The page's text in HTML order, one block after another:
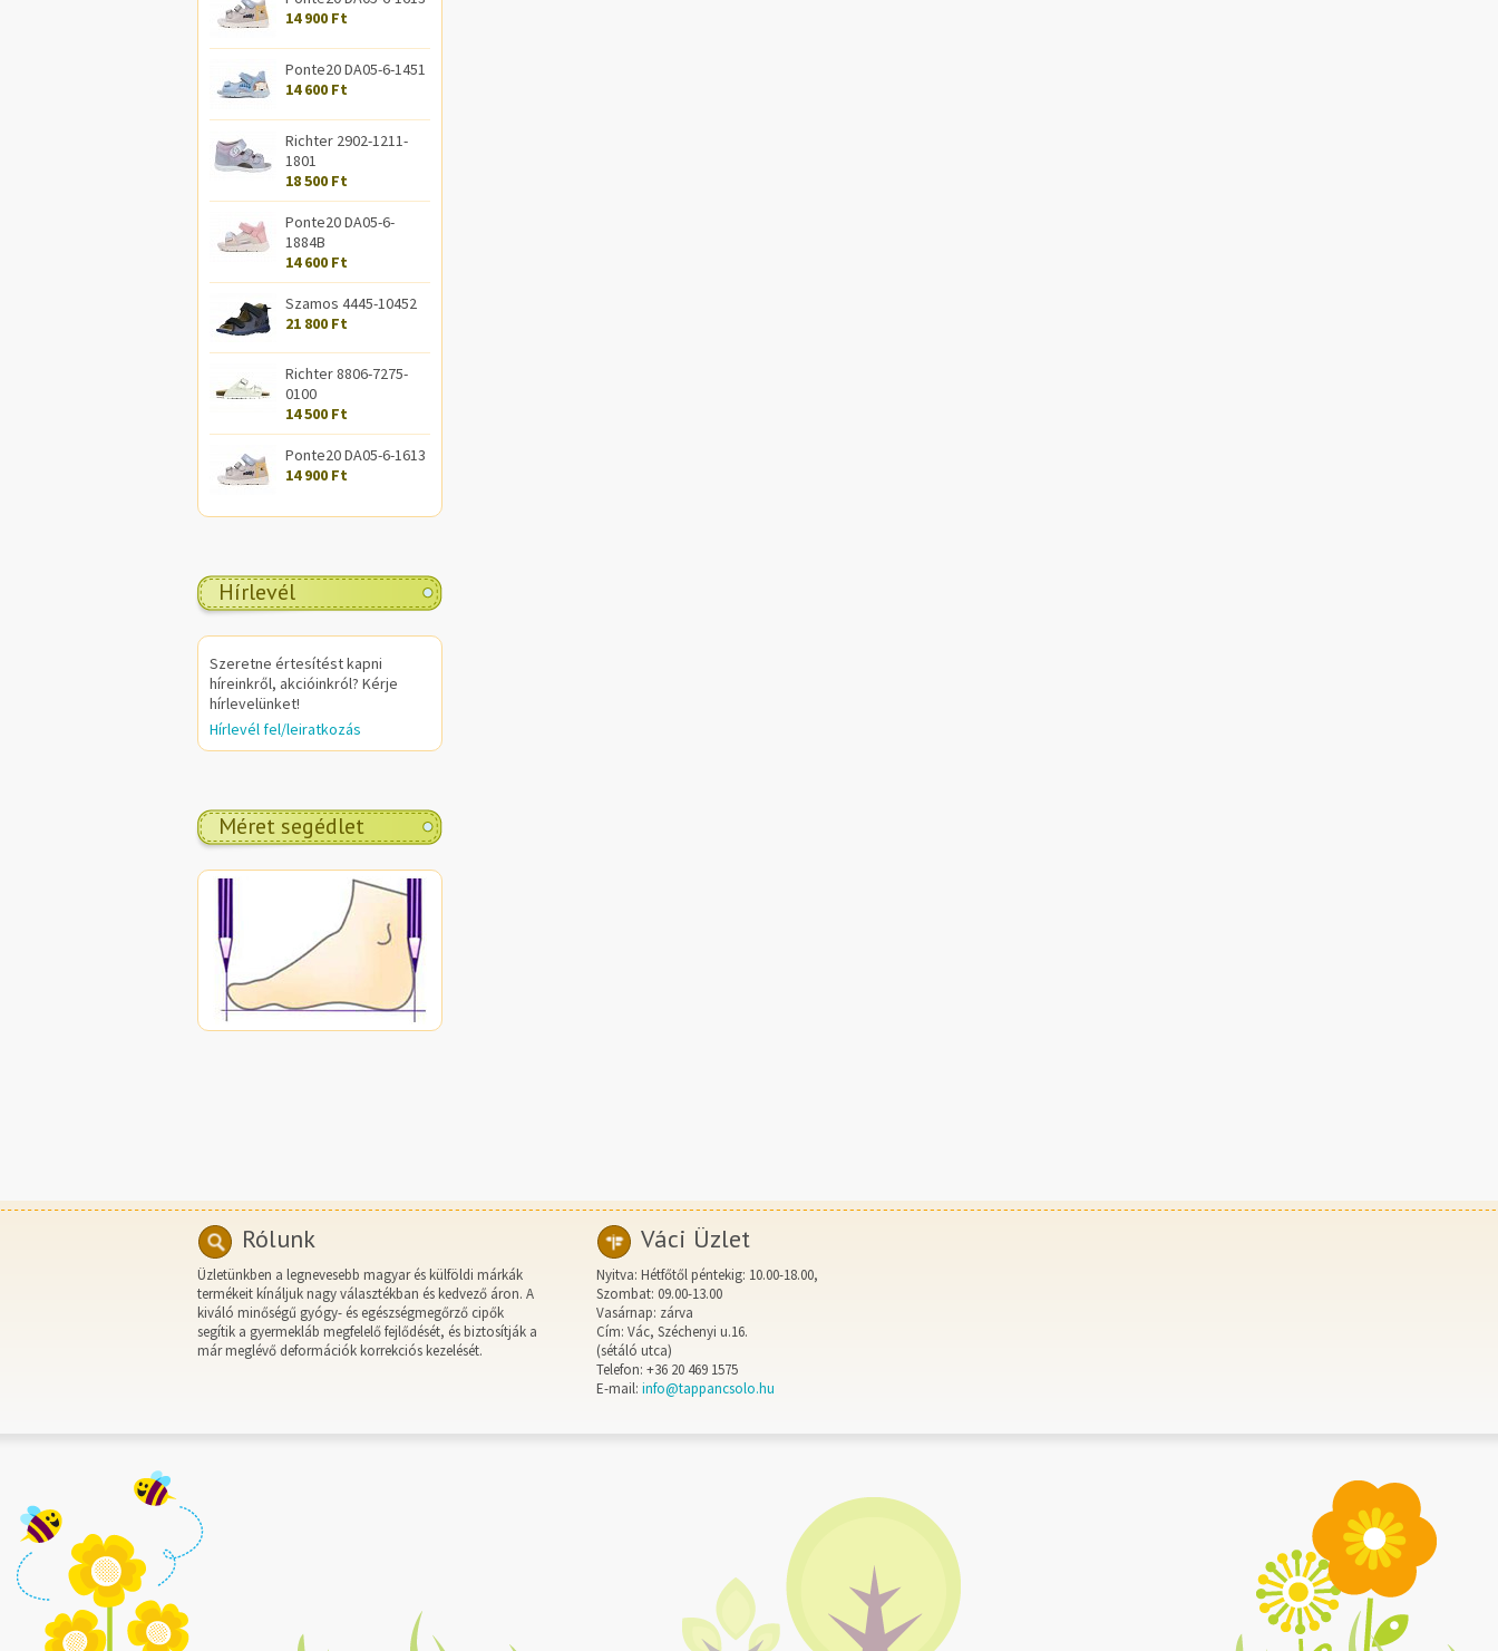
14 900 Ft
Ponte20 DA05-6-1451
14 600 Ft
Richter 2902-1211-
1801
18 500 Ft
Ponte20 DA05-6-
1884B
14 600 Ft
Szamos 4445-10452
21 800 Ft
Richter 8806-7275-
0100
14 500 Ft
Ponte20 DA05-6-1613
14 900 Ft
Hírlevél
Szeretne értesítést kapni
híreinkről, akcióinkról? Kérje
hírlevelünket!
Hírlevél fel/leiratkozás
Méret segédlet
Rólunk
Üzletünkben a legnevesebb magyar és külföldi márkák
termékeit kínáljuk nagy választékban és kedvező áron. A
kiváló minőségű gyógy- és egészségmegőrző cipők
segítik a gyermekláb megfelelő fejlődését, és biztosítják a
már meglévő deformációk korrekciós kezelését.
Váci Üzlet
Nyitva: Hétfőtől péntekig: 10.00-18.00,
Szombat: 09.00-13.00
Vasárnap: zárva
Cím: Vác, Széchenyi u.16.
(sétáló utca)
Telefon: +36 20 469 1575
E-mail: info@tappancsolo.hu